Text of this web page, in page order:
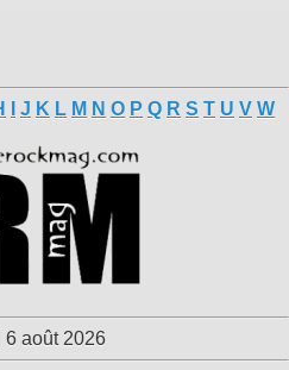
J K L M N O P Q R S T U V W